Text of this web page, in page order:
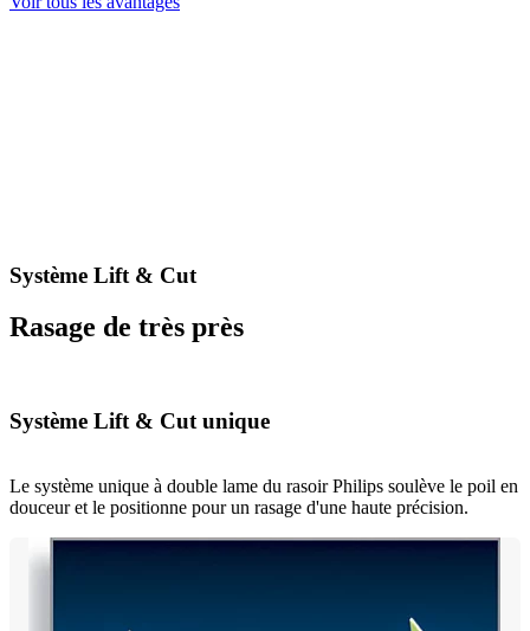
Système Lift & Cut
Rasage de très près
Système Lift & Cut unique
Le système unique à double lame du rasoir Philips soulève le poil en
douceur et le positionne pour un rasage d'une haute précision.